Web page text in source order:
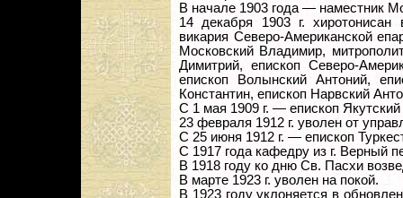
В начале 1903 года — наместник
14 декабря 1903 г.
викария Северо-Американской
Московский Владимир,
Димитрий, епископ Северо-
епископ Волынский Антоний,
Константин, епископ Нарвский
С 1 мая 1909 г. — епископ
23 февраля 1912 г. уволен от
С 25 июня 1912 г. — епископ
С 1917 года кафедру из г. Верный
В 1918 году ко дню Св. Пасхи
В марте 1923 г. уволен на покой.
В 1923 году уклоняется в